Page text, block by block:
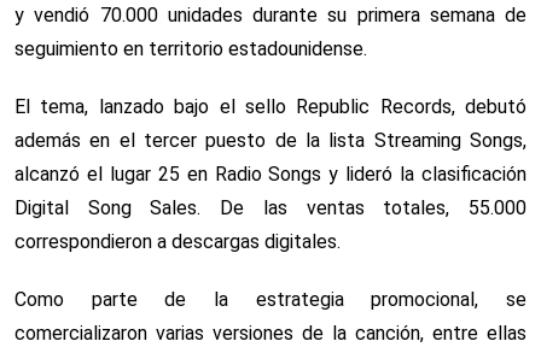
y vendió 70.000 unidades durante su primera semana de
seguimiento en territorio estadounidense.
El tema, lanzado bajo el sello Republic Records, debutó
además en el tercer puesto de la lista Streaming Songs,
alcanzó el lugar 25 en Radio Songs y lideró la clasificación
Digital Song Sales. De las ventas totales, 55.000
correspondieron a descargas digitales.
Como parte de la estrategia promocional, se
comercializaron varias versiones de la canción, entre ellas